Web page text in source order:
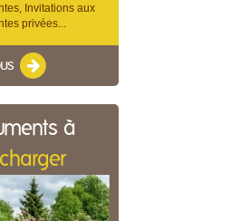
Invitations aux
privées...
à